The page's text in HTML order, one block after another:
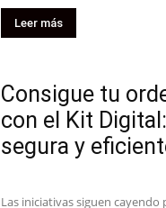
Leer más
Consigue tu
con el Kit
segura y
Las iniciativas siguen